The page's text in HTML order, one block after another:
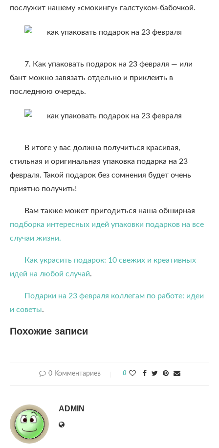
послужит нашему «смокингу» галстуком-бабочкой.
7. Как упаковать подарок на 23 февраля — или
бант можно завязать отдельно и приклеить в
последнюю очередь.
В итоге у вас должна получиться красивая,
стильная и оригинальная упаковка подарка на 23
февраля. Такой подарок без сомнения будет очень
приятно получить!
Вам также может пригодиться наша обширная
подборка интересных идей упаковки подарков на все
случаи жизни.
Как украсить подарок: 10 свежих и креативных
идей на любой случай.
Подарки на 23 февраля коллегам по работе: идеи
и советы.
Похожие записи
0 Комментариев 0
ADMIN